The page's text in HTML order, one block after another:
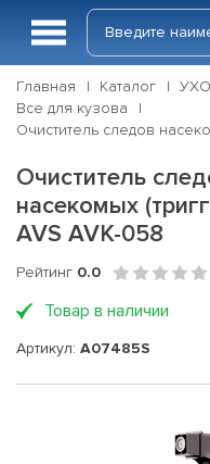
Главная Каталог
Все для кузова
Очиститель следов
Очиститель
насекомых
AVS AVK-058
Рейтинг 0.0
Товар в наличии
Артикул: A07485S